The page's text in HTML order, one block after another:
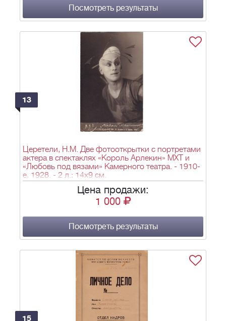
Посмотреть результаты
13
Церетели, Н.М. Две фотооткрытки с портретами
актера в спектаклях «Король Арлекин» МХТ и
«Любовь под вязами» Камерного театра. - 1910-
е, 1928. - 2 л.; 14х9 см.
Цена продажи:
1 000
Посмотреть результаты
15